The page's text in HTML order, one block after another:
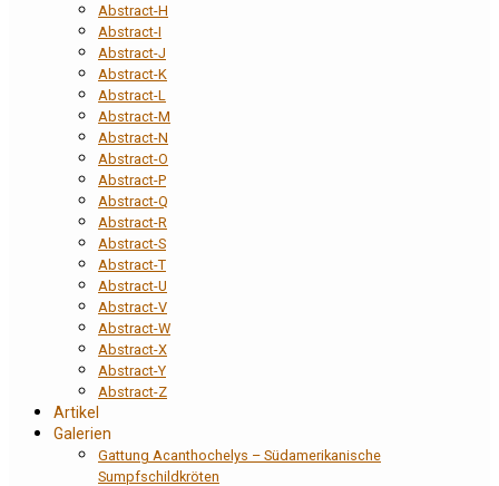
Abstract-H
Abstract-I
Abstract-J
Abstract-K
Abstract-L
Abstract-M
Abstract-N
Abstract-O
Abstract-P
Abstract-Q
Abstract-R
Abstract-S
Abstract-T
Abstract-U
Abstract-V
Abstract-W
Abstract-X
Abstract-Y
Abstract-Z
Artikel
Galerien
Gattung Acanthochelys – Südamerikanische
Sumpfschildkröten